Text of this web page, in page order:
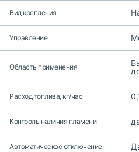
Вид крепления
Управление
Область применения
Расход топлива, кг/час
Контроль наличия пламени
Автоматическое отключение